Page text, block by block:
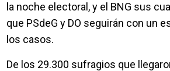
la noche electoral, y el BNG sus
que PSdeG y DO seguirán con un
los casos.
De los 29.300 sufragios que